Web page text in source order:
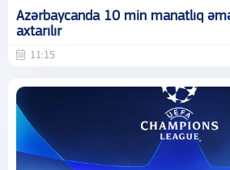
Azərbaycanda 10 min manatlıq
axtarılır
11:15